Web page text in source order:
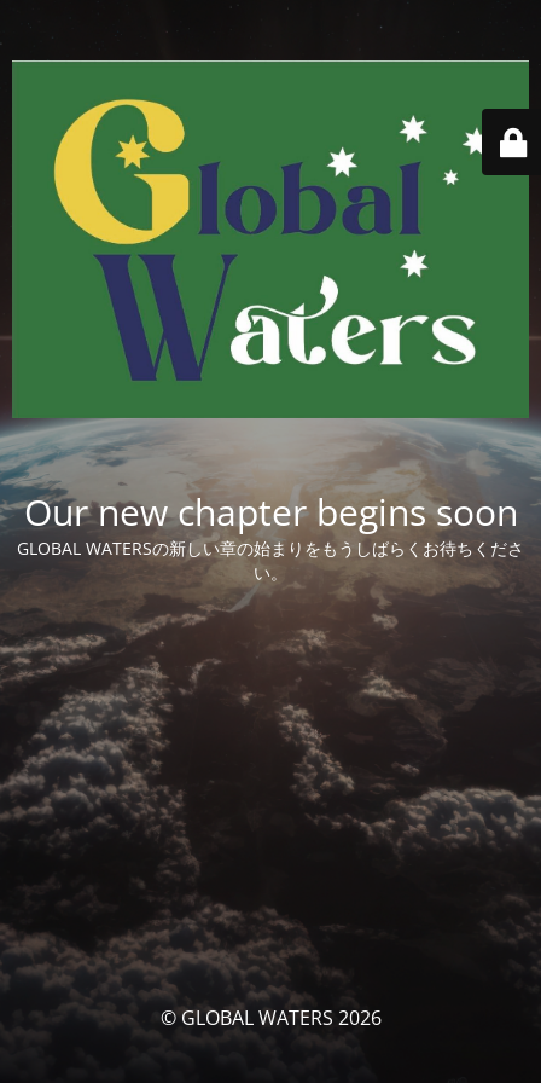
Our new chapter begins soon
GLOBAL WATERSの新しい章の始まりをもうしばらくお待ちくださ
い。
© GLOBAL WATERS 2026